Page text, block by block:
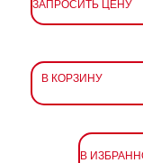
В КОРЗИНУ
В